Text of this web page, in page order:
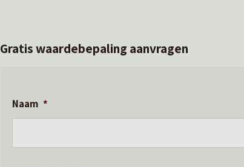
Gratis waardebepaling aanvragen
Naam *